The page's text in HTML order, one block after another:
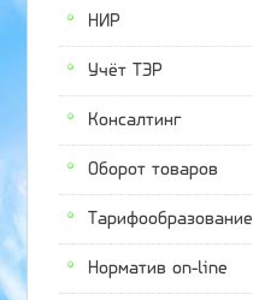
НИР
Учёт ТЭР
Консалтинг
Оборот товаров
Тарифообразование
Норматив on-line